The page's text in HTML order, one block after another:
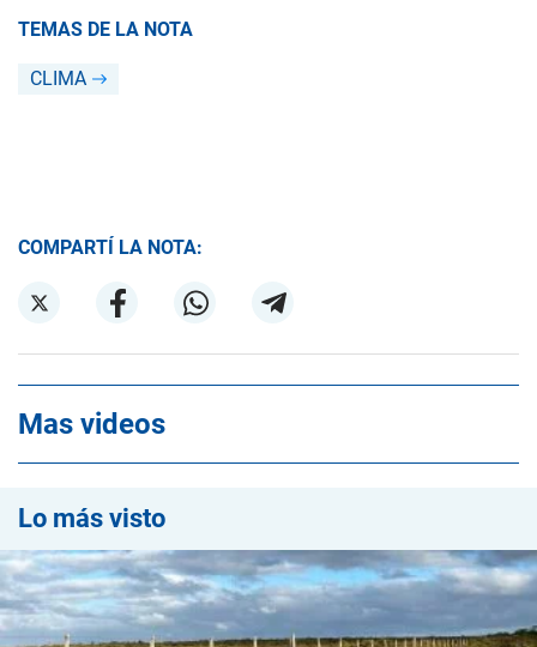
TEMAS DE LA NOTA
CLIMA
COMPARTÍ LA NOTA:
Mas videos
Lo más visto